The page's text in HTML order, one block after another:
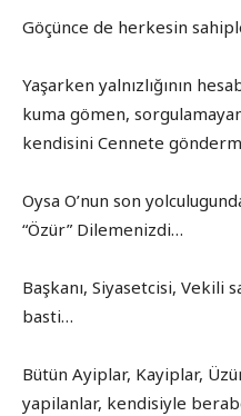
Göçünce de herkesin
Yaşarken yalnızlığının
kuma gömen,
kendisini Cennete
Oysa O’nun son
“Özür” Dilemenizdi…
Başkanı, Siyasetcisi,
basti…
Bütün Ayiplar, Kayiplar,
yapilanlar, kendisiyle